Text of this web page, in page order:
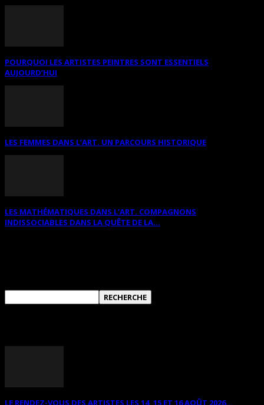
POURQUOI LES ARTISTES PEINTRES SONT ESSENTIELS
AUJOURD’HUI
LES FEMMES DANS L’ART. UN PARCOURS HISTORIQUE
LES MATHÉMATIQUES DANS L’ART. COMPAGNONS
INDISSOCIABLES DANS LA QUÊTE DE LA...
LE RENDEZ-VOUS DES ARTISTES LES 14, 15 ET 16 AOÛT 2026...